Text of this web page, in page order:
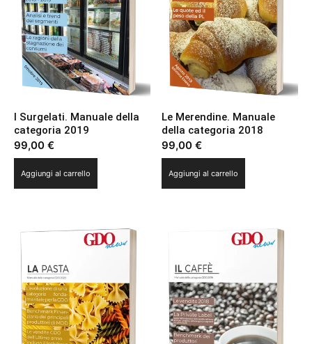
I Surgelati. Manuale della
categoria 2019
99,00 €
Aggiungi al carrello
Le Merendine. Manuale
della categoria 2018
99,00€
Aggiungi al carrello